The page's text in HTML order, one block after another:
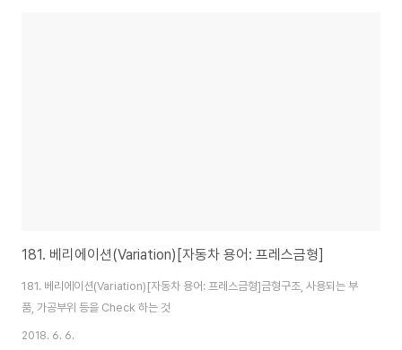
181. 베리에이션(Variation)[자동차 용어: 프레스금형]
181. 베리에이션(Variation)[자동차 용어: 프레스금형]금형구조, 사용되는 부
품, 가공부위 등을 Check 하는 것
2018. 6. 6.